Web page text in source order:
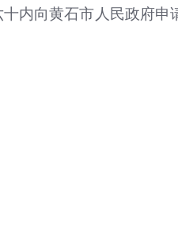
内向黄石市人民政府